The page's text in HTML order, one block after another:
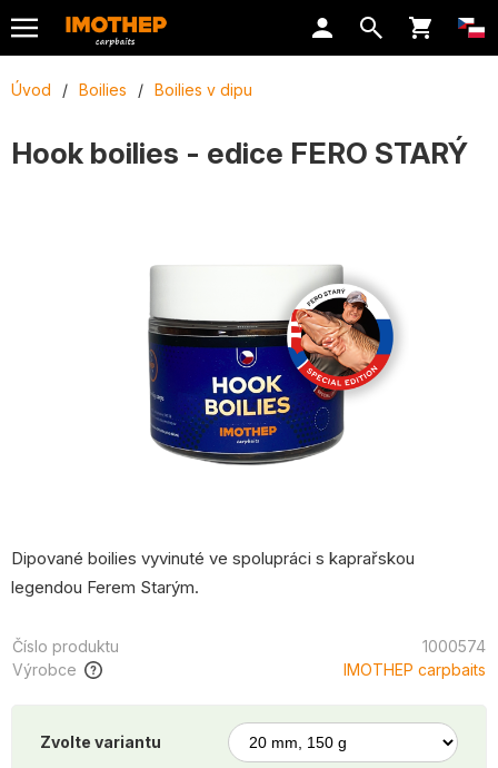
Úvod / Boilies / Boilies v dipu
Hook boilies - edice FERO STARÝ
Dipované boilies vyvinuté ve spolupráci s kaprařskou
legendou Ferem Starým.
Číslo produktu
1000574
Výrobce
IMOTHEP carpbaits
Zvolte variantu